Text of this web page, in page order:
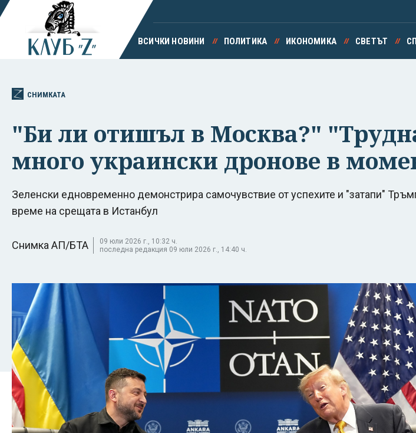
ВСИЧКИ НОВИНИ ПОЛИТИКА ИКОНОМИКА СВЕТЪТ
СНИМКАТА
"Би ли отишъл в Москва?"
много украински дронове в
Зеленски едновременно демонстрира самочувствие от успехите и "затапи"
време на срещата в Истанбул
Снимка АП/БТА
09 юли 2026 г., 10:32 ч.
последна редакция 09 юли 2026 г., 14:40 ч.